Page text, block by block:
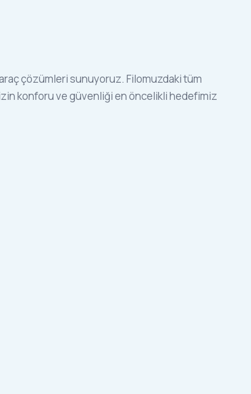
çözümleri sunuyoruz. Filomuzdaki tüm
konforu ve güvenliği en öncelikli hedefimiz